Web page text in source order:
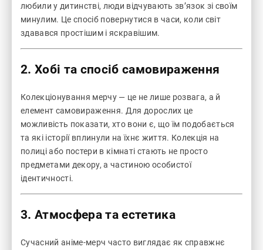
любили у дитинстві, люди відчувають зв’язок зі своїм
минулим. Це спосіб повернутися в часи, коли світ
здавався простішим і яскравішим.
2. Хобі та спосіб самовираження
Колекціонування мерчу — це не лише розвага, а й
елемент самовираження. Для дорослих це
можливість показати, хто вони є, що їм подобається
та які історії вплинули на їхнє життя. Колекція на
полиці або постери в кімнаті стають не просто
предметами декору, а частиною особистої
ідентичності.
3. Атмосфера та естетика
Сучасний аніме-мерч часто виглядає як справжнє